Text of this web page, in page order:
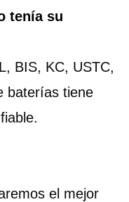
tenía su
BIS, KC, USTC,
baterías tiene
el mejor